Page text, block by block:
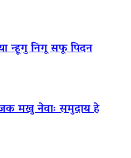
न्हूगु निगू सफू पिदन
जक मखु नेवाः समुदाय हे